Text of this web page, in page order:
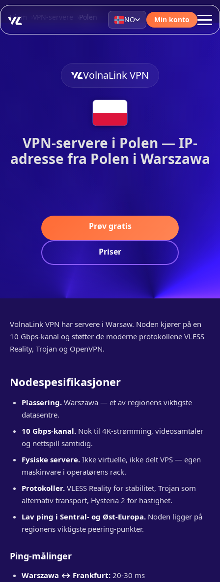
NO Min konto
Hjem VPN-servere Polen
VolnaLink VPN
VPN-servere i Polen — IP-
adresse fra Polen i Warszawa
Prøv gratis
Priser
VolnaLink VPN har servere i Warsaw. Noden kjører på en
10 Gbps-kanal og støtter de moderne protokollene VLESS
Reality, Trojan og OpenVPN.
Nodespesifikasjoner
Plassering. Warszawa — et av regionens viktigste
datasentre.
10 Gbps-kanal. Nok til 4K-strømming, videosamtaler
og nettspill samtidig.
Fysiske servere. Ikke virtuelle, ikke delt VPS — egen
maskinvare i operatørens rack.
Protokoller. VLESS Reality for stabilitet, Trojan som
alternativ transport, Hysteria 2 for hastighet.
Lav ping i Sentral- og Øst-Europa. Noden ligger på
regionens viktigste peering-punkter.
Ping-målinger
Warszawa ↔ Frankfurt: 20-30 ms